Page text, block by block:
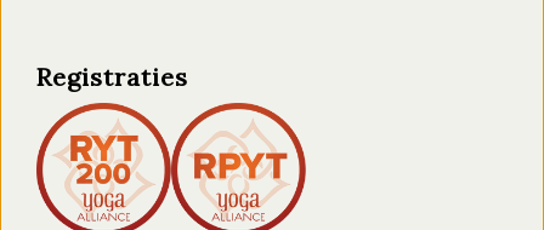
Registraties